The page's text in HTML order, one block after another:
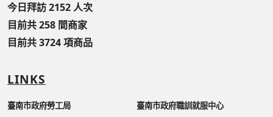
今日拜訪 2152 人次
目前共 258 間商家
目前共 3724 項商品
LINKS
臺南市政府勞工局
臺南市政府職訓就服中心